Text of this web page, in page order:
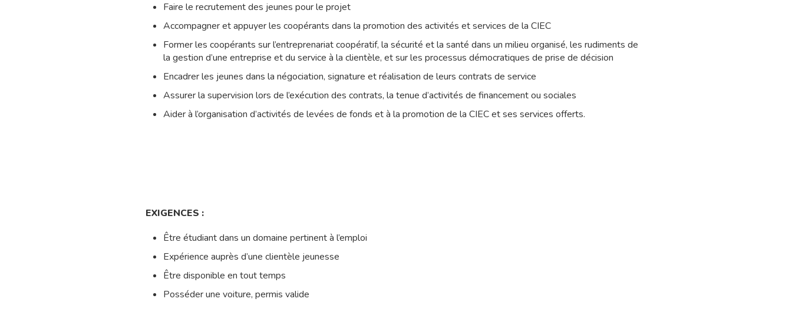
Faire le recrutement des jeunes pour le projet
Accompagner et appuyer les coopérants dans la promotion des activités et services de la CIEC
Former les coopérants sur l’entreprenariat coopératif, la sécurité et la santé dans un milieu organisé, les rudiments de
la gestion d’une entreprise et du service à la clientèle, et sur les processus démocratiques de prise de décision
Encadrer les jeunes dans la négociation, signature et réalisation de leurs contrats de service
Assurer la supervision lors de l’exécution des contrats, la tenue d’activités de financement ou sociales
Aider à l’organisation d’activités de levées de fonds et à la promotion de la CIEC et ses services offerts.
EXIGENCES :
Être étudiant dans un domaine pertinent à l’emploi
Expérience auprès d’une clientèle jeunesse
Être disponible en tout temps
Posséder une voiture, permis valide